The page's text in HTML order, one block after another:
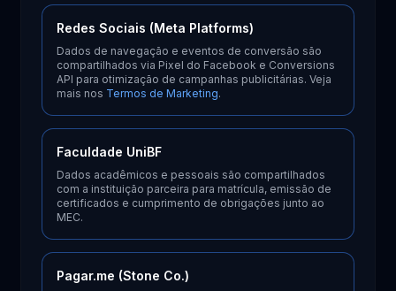
Redes Sociais (Meta Platforms)
Dados de navegação e eventos de conversão são
compartilhados via Pixel do Facebook e Conversions
API para otimização de campanhas publicitárias. Veja
mais nos Termos de Marketing.
Faculdade UniBF
Dados acadêmicos e pessoais são compartilhados
com a instituição parceira para matrícula, emissão de
certificados e cumprimento de obrigações junto ao
MEC.
Pagar.me (Stone Co.)